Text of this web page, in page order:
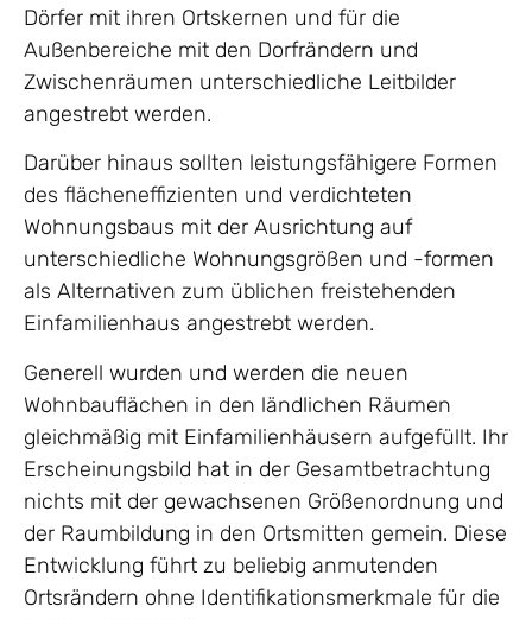
Dörfer mit ihren Ortskernen und für die
Außenbereiche mit den Dorfrändern und
Zwischenräumen unterschiedliche Leitbilder
angestrebt werden.
Darüber hinaus sollten leistungsfähigere Formen
des flächeneffizienten und verdichteten
Wohnungsbaus mit der Ausrichtung auf
unterschiedliche Wohnungsgrößen und -formen
als Alternativen zum üblichen freistehenden
Einfamilienhaus angestrebt werden.
Generell wurden und werden die neuen
Wohnbauflächen in den ländlichen Räumen
gleichmäßig mit Einfamilienhäusern aufgefüllt. Ihr
Erscheinungsbild hat in der Gesamtbetrachtung
nichts mit der gewachsenen Größenordnung und
der Raumbildung in den Ortsmitten gemein. Diese
Entwicklung führt zu beliebig anmutenden
Ortsrändern ohne Identifikationsmerkmale für die